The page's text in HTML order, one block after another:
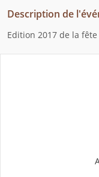
Description de
Edition 2017 de la